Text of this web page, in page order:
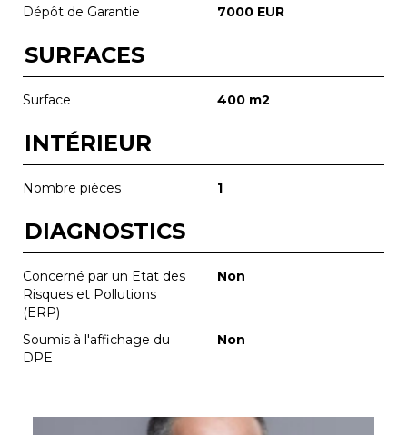
Dépôt de Garantie
7000 EUR
SURFACES
Surface 400 m2
INTÉRIEUR
Nombre pièces 1
DIAGNOSTICS
Concerné par un Etat des
Risques et Pollutions
(ERP)
Non
Soumis à l'affichage du
DPE
Non